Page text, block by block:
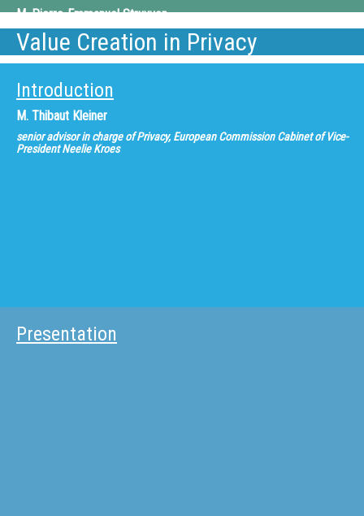
M. Pierre-Emmanuel Struyven
SFR, Director of SFR Development
Value Creation in Privacy
Introduction
M. Thibaut Kleiner
senior advisor in charge of Privacy, European Commission Cabinet of Vice-
President Neelie Kroes
Presentation